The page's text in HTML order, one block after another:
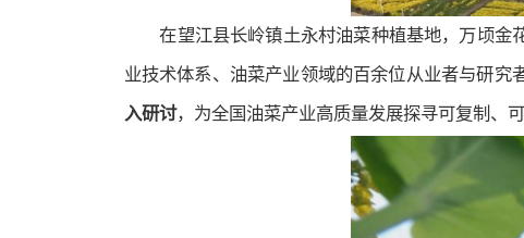
在望江县长岭镇土永村油菜种植基地，万顷金
业技术体系、油菜产业领域的百余位从业者与研
入研讨，为全国油菜产业高质量发展探寻可复制、可